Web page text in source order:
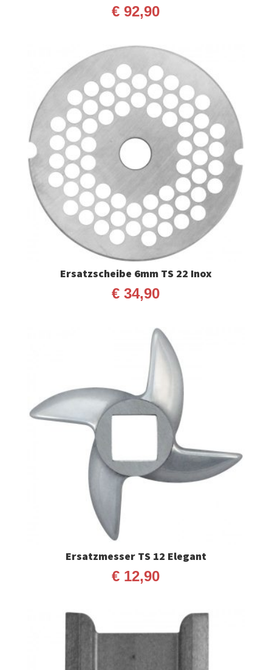
€ 92,90
Ersatzscheibe 6mm TS 22 Inox
€ 34,90
Ersatzmesser TS 12 Elegant
€ 12,90